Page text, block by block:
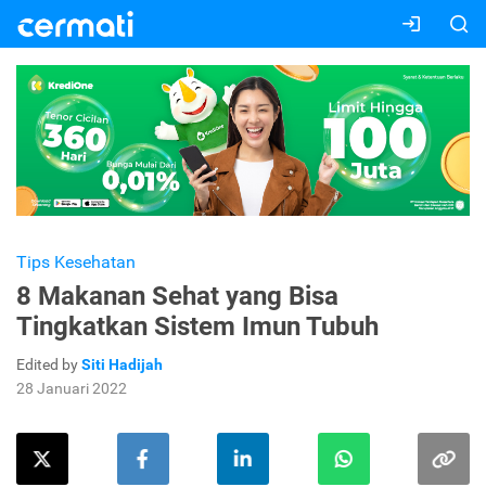
Tips Kesehatan
8 Makanan Sehat yang Bisa
Tingkatkan Sistem Imun Tubuh
Edited bySiti Hadijah
28 Januari 2022